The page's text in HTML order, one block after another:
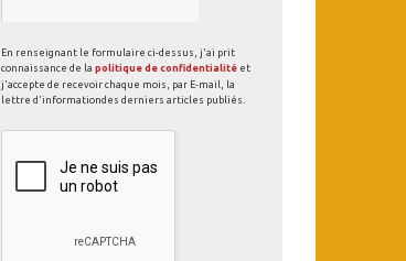
En renseignant le formulaire ci-dessus, j'ai prit
connaissance de la politique de confidentialité et
j'accepte de recevoir chaque mois, par E-mail, la
lettre d'informationdes derniers articles publiés.